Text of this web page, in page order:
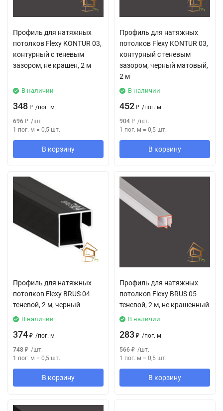
Профиль для натяжных
потолков Flexy KONTUR 03,
контурный с теневым
зазором, не крашен, 2 м
В наличии
348 ₽ /пог. м
696 ₽ /шт.
1 пог. м = 0,5 шт.
В корзину
Профиль для натяжных
потолков Flexy KONTUR 03,
контурный с теневым
зазором, черный матовый,
2 м
В наличии
452 ₽ /пог. м
904 ₽ /шт.
1 пог. м = 0,5 шт.
В корзину
Профиль для натяжных
потолков Flexy BRUS 04
теневой, 2 м, черный
В наличии
374 ₽ /пог. м
748 ₽ /шт.
1 пог. м = 0,5 шт.
В корзину
Профиль для натяжных
потолков Flexy BRUS 05
теневой, 2 м, не крашенный
В наличии
283 ₽ /пог. м
566 ₽ /шт.
1 пог. м = 0,5 шт.
В корзину